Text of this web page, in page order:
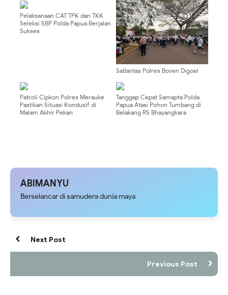
Penguatan Sinergi dan
Pelayanan Masyarakat
Pelaksanaan CAT TPK dan TKK
Seleksi SBP Polda Papua Berjalan
Sukses
Satlantas Polres Boven Digoel
Wujudkan Keamanan Pelajar saat
Jam Pulang Sekolah
Patroli Cipkon Polres Merauke
Pastikan Situasi Kondusif di
Malam Akhir Pekan
Tanggap Cepat Samapta Polda
Papua Atasi Pohon Tumbang di
Belakang RS Bhayangkara
ABIMANYU
Berselancar di samudera dunia maya
Next Post
Previous Post